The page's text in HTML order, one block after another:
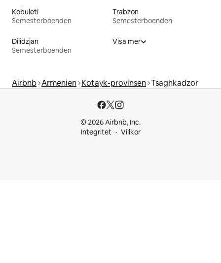
Kobuleti
Semesterboenden
Trabzon
Semesterboenden
Dilidzjan
Semesterboenden
Visa mer
Airbnb Armenien Kotayk-provinsen Tsaghkadzor
© 2026 Airbnb, Inc.
Integritet
Villkor